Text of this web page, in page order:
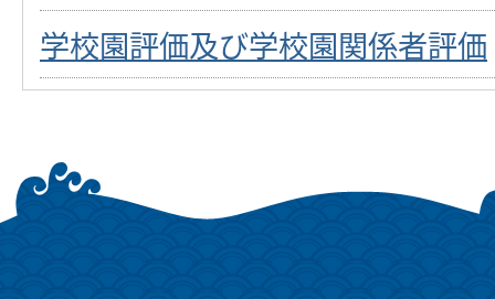
学校園評価及び学校園関係者評価